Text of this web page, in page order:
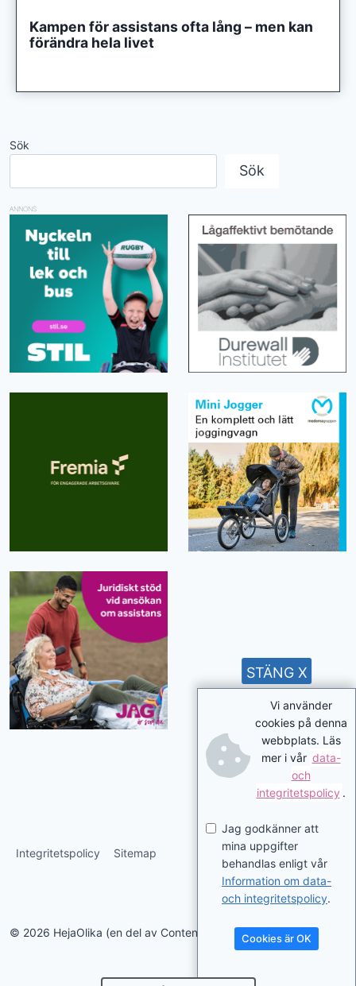
Kampen för assistans ofta lång – men kan
förändra hela livet
Sök
Sök
ANNONS
Integritetspolicy Sitemap
© 2026 HejaOlika (en del av Contentverkstan.se)
Vi använder
cookies på denna
webbplats. Läs
mer i vår data-
och
integritetspolicy .
Jag godkänner att
mina uppgifter
behandlas enligt vår
Information om data-
och integritetspolicy.
Cookies är OK
STÄNG X